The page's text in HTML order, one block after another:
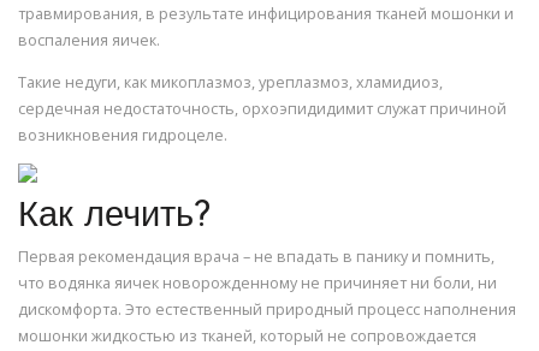
травмирования, в результате инфицирования тканей мошонки и
воспаления яичек.
Такие недуги, как микоплазмоз, уреплазмоз, хламидиоз,
сердечная недостаточность, орхоэпидидимит служат причиной
возникновения гидроцеле.
Как лечить?
Первая рекомендация врача – не впадать в панику и помнить,
что водянка яичек новорожденному не причиняет ни боли, ни
дискомфорта. Это естественный природный процесс наполнения
мошонки жидкостью из тканей, который не сопровождается